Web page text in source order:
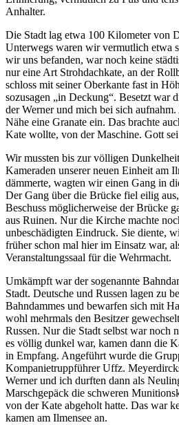
Anhalter.
Die Stadt lag etwa 100 Kilometer von
Unterwegs waren wir vermutlich etwa
wir uns befanden, war noch keine
nur eine Art Strohdachkate, an der
schloss mit seiner Oberkante fast in
sozusagen
in Deckung . Besetzt war
der Werner und mich bei sich
Nähe eine Granate ein. Das brachte
Kate wollte, von der Maschine. Gott
Wir mussten bis zur völligen
Kameraden unserer neuen Einheit am
dämmerte, wagten wir einen Gang in
Der Gang über die Brücke fiel eilig
Beschuss möglicherweise der Brücke
aus Ruinen. Nur die Kirche machte
unbeschädigten Eindruck. Sie diente,
früher schon mal hier im Einsatz war,
Veranstaltungssaal für die Wehrmacht.
Umkämpft war der sogenannte
Stadt. Deutsche und Russen lagen zu
Bahndammes und bewarfen sich mit
wohl mehrmals den Besitzer
Russen. Nur die Stadt selbst war noch
es völlig dunkel war, kamen dann die
in Empfang. Angeführt wurde die
Kompanietruppführer Uffz.
Werner und ich durften dann als
Marschgepäck die schweren
von der Kate abgeholt hatte. Das war
kamen am Ilmensee an.